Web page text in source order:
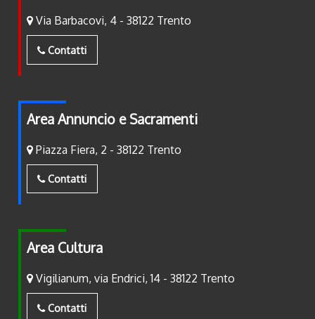
Via Barbacovi, 4 - 38122 Trento
Contatti
Area Annuncio e Sacramenti
Piazza Fiera, 2 - 38122 Trento
Contatti
Area Cultura
Vigilianum, via Endrici, 14 - 38122 Trento
Contatti